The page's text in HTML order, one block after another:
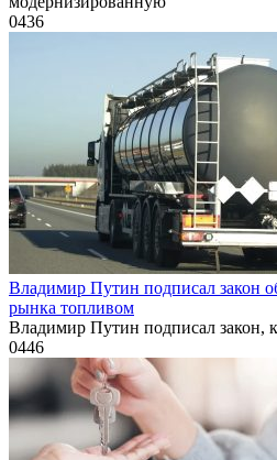
0436
Владимир Путин подписал закон
рынка топливом
Владимир Путин подписал закон,
0446